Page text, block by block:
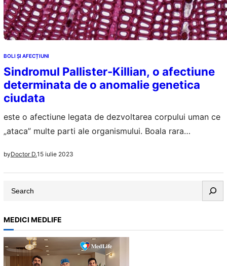
BOLI ȘI AFECȚIUNI
Sindromul Pallister-Killian, o afectiune
determinata de o anomalie genetica
ciudata
este o afectiune legata de dezvoltarea corpului uman ce
„ataca” multe parti ale organismului. Boala rara
patru copii ale cromozomului 12 in loc de doar doua,
cum ar fi normal sa avem. Numele sau vine de la cel care
a raportat prima data Sindromul, in 1977,…
byDoctor D.15 iulie 2023
a
r
c
h
MEDICI MEDLIFE